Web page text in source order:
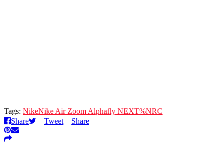
Tags: NikeNike Air Zoom Alphafly NEXT%NRC
Share
Tweet Share